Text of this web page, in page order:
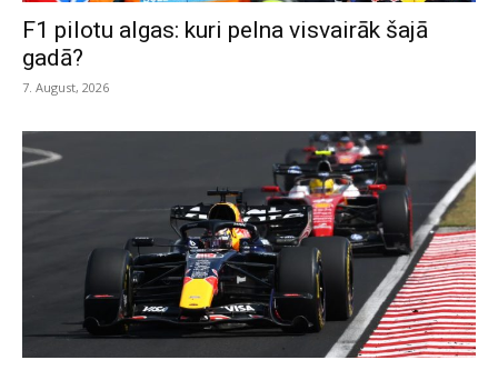
F1 pilotu algas: kuri pelna visvairāk šajā
gadā?
7. August, 2026